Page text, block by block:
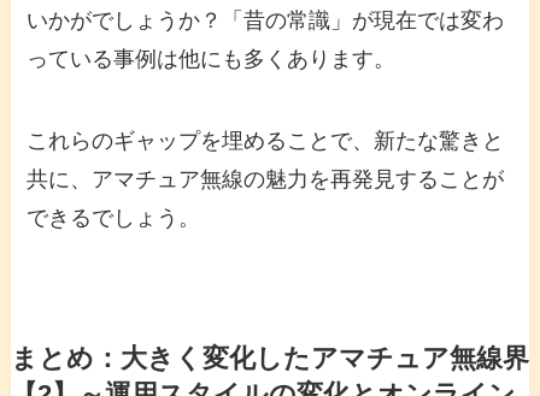
いかがでしょうか？「昔の常識」が現在では変わ
っている事例は他にも多くあります。
これらのギャップを埋めることで、新たな驚きと
共に、アマチュア無線の魅力を再発見することが
できるでしょう。
まとめ：大きく変化したアマチュア無線界